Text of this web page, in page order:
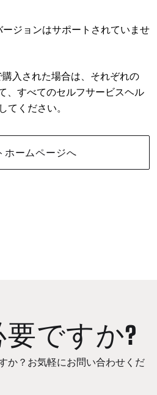
ジョンはサポートされていませ
入された場合は、それぞれの
、すべてのセルフサービスヘル
てください。
ホームページへ
ですか?
か？お気軽にお問い合わせくだ